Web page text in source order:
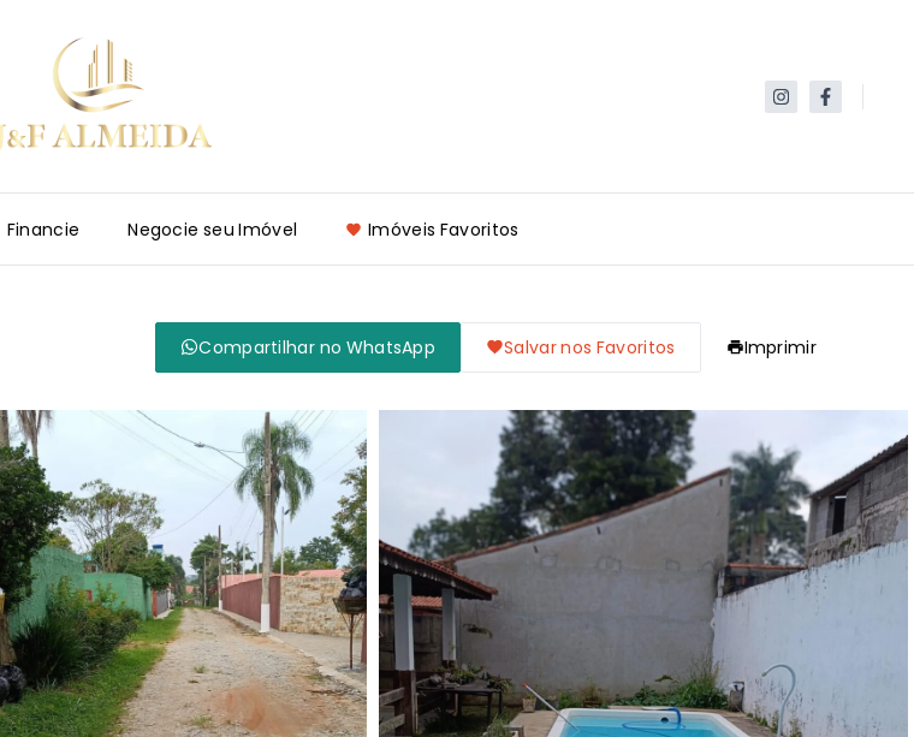
Financie Negocie seu Imóvel Imóveis Favoritos
Compartilhar no WhatsApp Salvar nos Favoritos Imprimir